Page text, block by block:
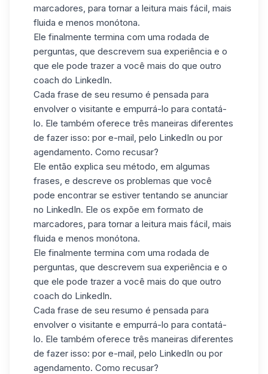
marcadores, para tornar a leitura mais fácil, mais
fluida e menos monótona.
Ele finalmente termina com uma rodada de
perguntas, que descrevem sua experiência e o
que ele pode trazer a você mais do que outro
coach do LinkedIn.
Cada frase de seu resumo é pensada para
envolver o visitante e empurrá-lo para contatá-
lo. Ele também oferece três maneiras diferentes
de fazer isso: por e-mail, pelo LinkedIn ou por
agendamento. Como recusar?
Ele então explica seu método, em algumas
frases, e descreve os problemas que você
pode encontrar se estiver tentando se anunciar
no LinkedIn. Ele os expõe em formato de
marcadores, para tornar a leitura mais fácil, mais
fluida e menos monótona.
Ele finalmente termina com uma rodada de
perguntas, que descrevem sua experiência e o
que ele pode trazer a você mais do que outro
coach do LinkedIn.
Cada frase de seu resumo é pensada para
envolver o visitante e empurrá-lo para contatá-
lo. Ele também oferece três maneiras diferentes
de fazer isso: por e-mail, pelo LinkedIn ou por
agendamento. Como recusar?